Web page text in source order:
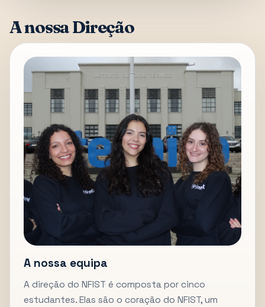
A nossa Direção
A nossa equipa
A direção do NFIST é composta por cinco
estudantes. Elas são o coração do NFIST, um